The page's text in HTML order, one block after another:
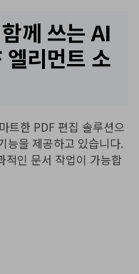
께 쓰는 AI
리먼트 소
트한 PDF 편집 솔루션으
능을 제공하고 있습니다.
적인 문서 작업이 가능합